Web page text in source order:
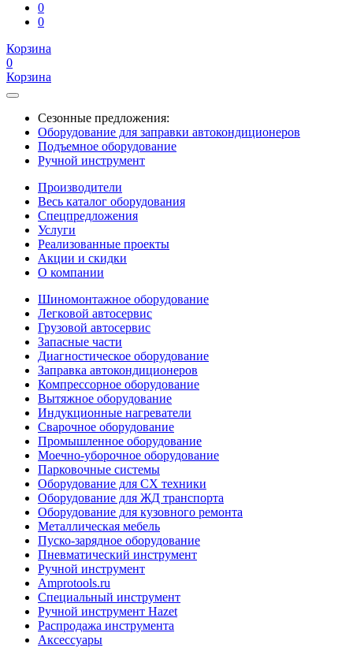
0
0
Корзина
0
Корзина
Сезонные предложения:
Оборудование для заправки автокондиционеров
Подъемное оборудование
Ручной инструмент
Производители
Весь каталог оборудования
Спецпредложения
Услуги
Реализованные проекты
Акции и скидки
О компании
Шиномонтажное оборудование
Легковой автосервис
Грузовой автосервис
Запасные части
Диагностическое оборудование
Заправка автокондиционеров
Компрессорное оборудование
Вытяжное оборудование
Индукционные нагреватели
Сварочное оборудование
Промышленное оборудование
Моечно-уборочное оборудование
Парковочные системы
Оборудование для СХ техники
Оборудование для ЖД транспорта
Оборудование для кузовного ремонта
Металлическая мебель
Пуско-зарядное оборудование
Пневматический инструмент
Ручной инструмент
Amprotools.ru
Специальный инструмент
Ручной инструмент Hazet
Распродажа инструмента
Аксессуары